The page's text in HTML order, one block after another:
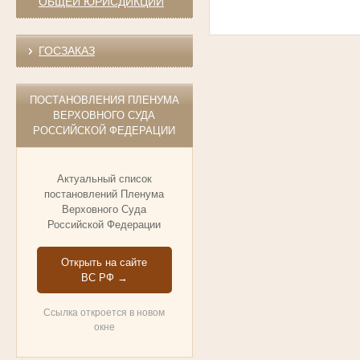
ГОСЗАКАЗ
ПОСТАНОВЛЕНИЯ ПЛЕНУМА
ВЕРХОВНОГО СУДА
РОССИЙСКОЙ ФЕДЕРАЦИИ
Актуальный список
постановлений Пленума
Верховного Суда
Российской Федерации
Открыть на сайте
ВС РФ →
Ссылка откроется в новом
окне